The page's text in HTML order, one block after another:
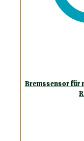
Bremssensor für